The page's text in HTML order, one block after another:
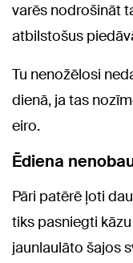
varēs nodrošināt
atbilstošus
Tu nenožēlosi
dienā, ja tas
eiro.
Ēdiena
Pāri patērē ļoti
tiks pasniegti
jaunlaulāto šajos